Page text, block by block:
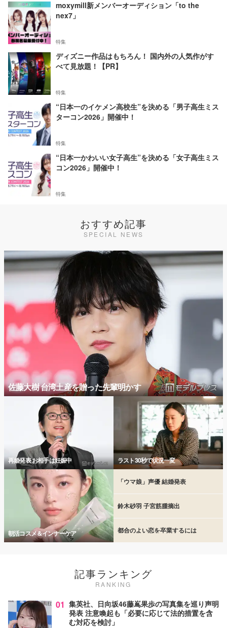
moxymill新メンバーオーディション「to the
nex7」
特集
ディズニー作品はもちろん！ 国内外の人気作がす
べて見放題！【PR】
特集
“日本一のイケメン高校生”を決める「男子高生ミス
ターコン2026」開催中！
特集
“日本一かわいい女子高生”を決める「女子高生ミス
コン2026」開催中！
特集
おすすめ記事
SPECIAL NEWS
佐藤大樹 台湾土産を贈った先輩明かす
再婚発表 お相手は妊娠中 ラスト30秒で状況一変
朝活コスメ＆インナーケア
「ウマ娘」声優 結婚発表
鈴木砂羽 子宮筋腫摘出
都合のよい恋を卒業するには
記事ランキング
RANKING
01 集英社、日向坂46藤嶌果歩の写真集を巡り声明
発表 注意喚起も「必要に応じて法的措置を含
む対応を検討」